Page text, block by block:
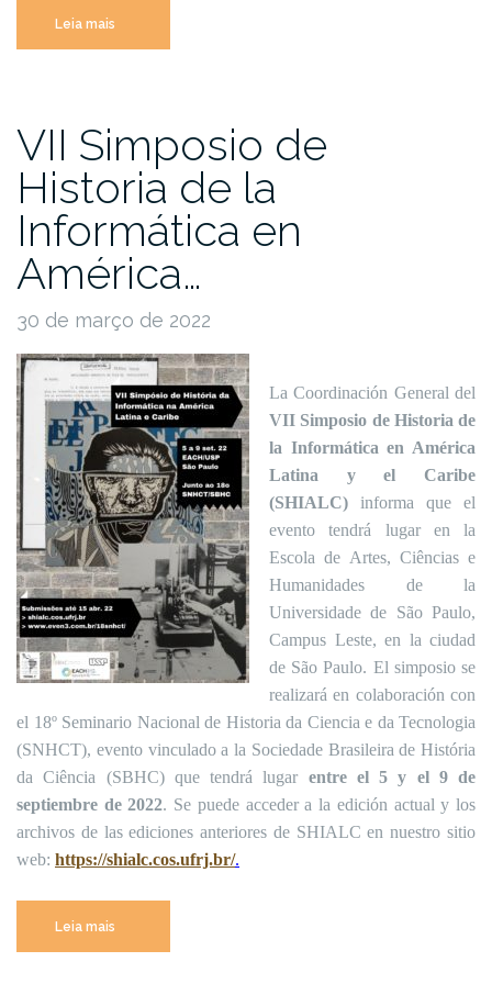
Leia mais
–
resúmenes
VII
SHIALC”
VII Simposio de
Historia de la
Informática en
América…
30 de março de 2022
La Coordinación General del
VII Simposio de Historia de
la Informática en América
Latina y el Caribe
(SHIALC) informa que el
evento tendrá lugar en la
Escola de Artes, Ciências e
Humanidades de la
Universidade de São Paulo,
Campus Leste, en la ciudad
de São Paulo. El simposio se
realizará en colaboración con
el 18º Seminario Nacional de Historia da Ciencia e da Tecnologia
(SNHCT), evento vinculado a la Sociedade Brasileira de História
da Ciência (SBHC) que tendrá lugar entre el 5 y el 9 de
septiembre de 2022. Se puede acceder a la edición actual y los
archivos de las ediciones anteriores de SHIALC en nuestro sitio
web: https://shialc.cos.ufrj.br/.
Leia mais
Simposio